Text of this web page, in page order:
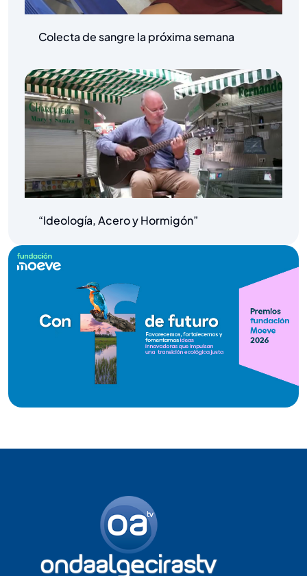
Colecta de sangre la próxima semana
“Ideología, Acero y Hormigón”